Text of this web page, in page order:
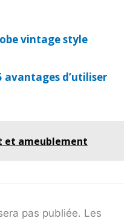
vintage style
d’utiliser
et ameublement
pas publiée. Les